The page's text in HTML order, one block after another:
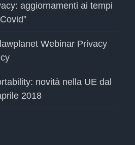
aggiornamenti ai tempi
Webinar Privacy
novità nella UE dal
2018